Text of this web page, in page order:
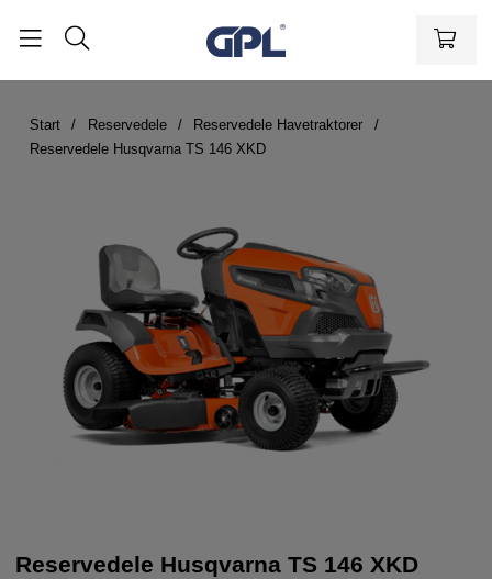
Start Reservedele
Reservedele Havetraktorer
Reservedele Husqvarna TS 146 XKD
Reservedele Husqvarna TS 146 XKD